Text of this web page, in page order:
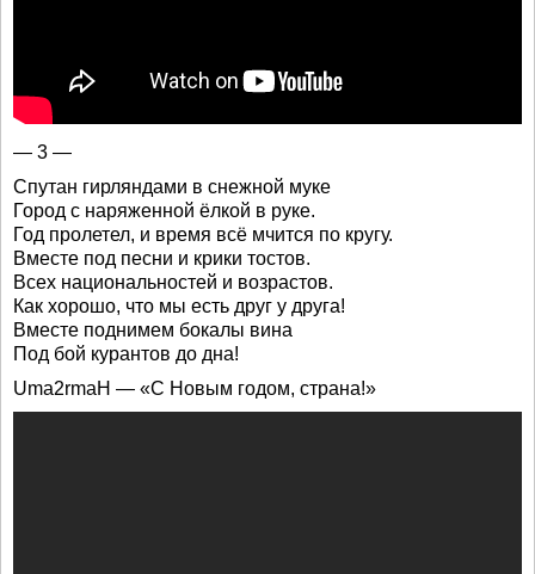
— 3 —
Спутан гирляндами в снежной муке
Город с наряженной ёлкой в руке.
Год пролетел, и время всё мчится по кругу.
Вместе под песни и крики тостов.
Всех национальностей и возрастов.
Как хорошо, что мы есть друг у друга!
Вместе поднимем бокалы вина
Под бой курантов до дна!
Uma2rmaH — «С Новым годом, страна!»